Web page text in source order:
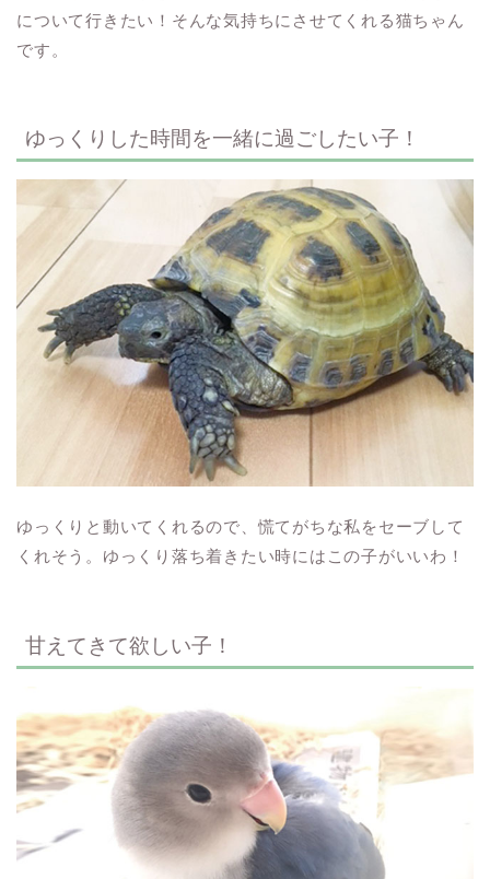
について行きたい！そんな気持ちにさせてくれる猫ちゃん
です。
ゆっくりした時間を一緒に過ごしたい子！
ゆっくりと動いてくれるので、慌てがちな私をセーブして
くれそう。ゆっくり落ち着きたい時にはこの子がいいわ！
甘えてきて欲しい子！